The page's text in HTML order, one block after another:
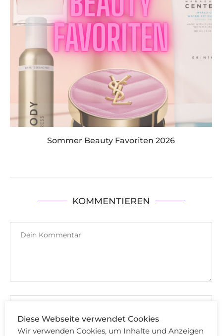
Sommer Beauty Favoriten 2026
KOMMENTIEREN
Diese Webseite verwendet Cookies
Wir verwenden Cookies, um Inhalte und Anzeigen